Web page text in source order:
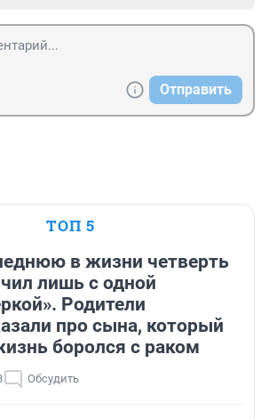
Отправить
ТОП 5
в жизни четверть
лишь с одной
Родители
про сына, который
боролся с раком
Обсудить